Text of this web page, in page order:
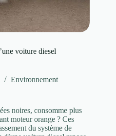
voiture diesel
Environnement
noires, consomme plus
moteur orange ? Ces
du système de